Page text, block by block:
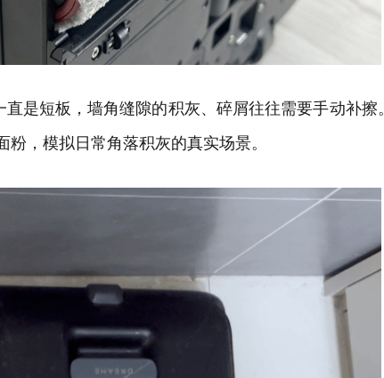
是短板，墙角缝隙的积灰、碎屑往往需要手动补擦
，模拟日常角落积灰的真实场景。